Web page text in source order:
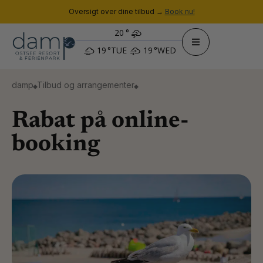
Oversigt over dine tilbud → Book nu!
20 °
19 °TUE 19 °WED
damp Tilbud og arrangementer
Rabat på online-
booking